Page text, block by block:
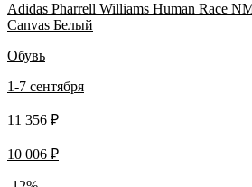
Adidas Pharrell Williams Human Race
Canvas Белый
Обувь
1-7 сентября
11 356 ₽
10 006 ₽